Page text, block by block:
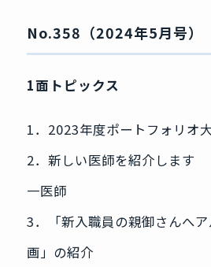
No.358（2024年5月号）
1面トピックス
1．2023年度ポートフォリオ
2．新しい医師を紹介しま
一医師
3．「新入職員の親御さんへ
画」の紹介